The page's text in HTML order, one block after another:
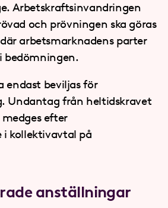
Arbetskraftsinvandringen
och prövningen ska göras
arbetsmarknadens parter
bedömningen.
endast beviljas för
Undantag från heltidskravet
efter
i kollektivavtal på
anställningar